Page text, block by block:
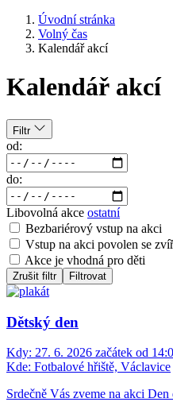
Úvodní stránka
Volný čas
Kalendář akcí
Kalendář akcí
Filtr
od:
do:
Libovolná akce ostatní
Bezbariérový vstup na akci
Vstup na akci povolen se
Akce je vhodná pro děti
Zrušit filtr Filtrovat
Dětský den
Kdy: 27. 6. 2026 začátek od
Kde: Fotbalové hřiště, Václavice
Srdečně Vás zveme na akci